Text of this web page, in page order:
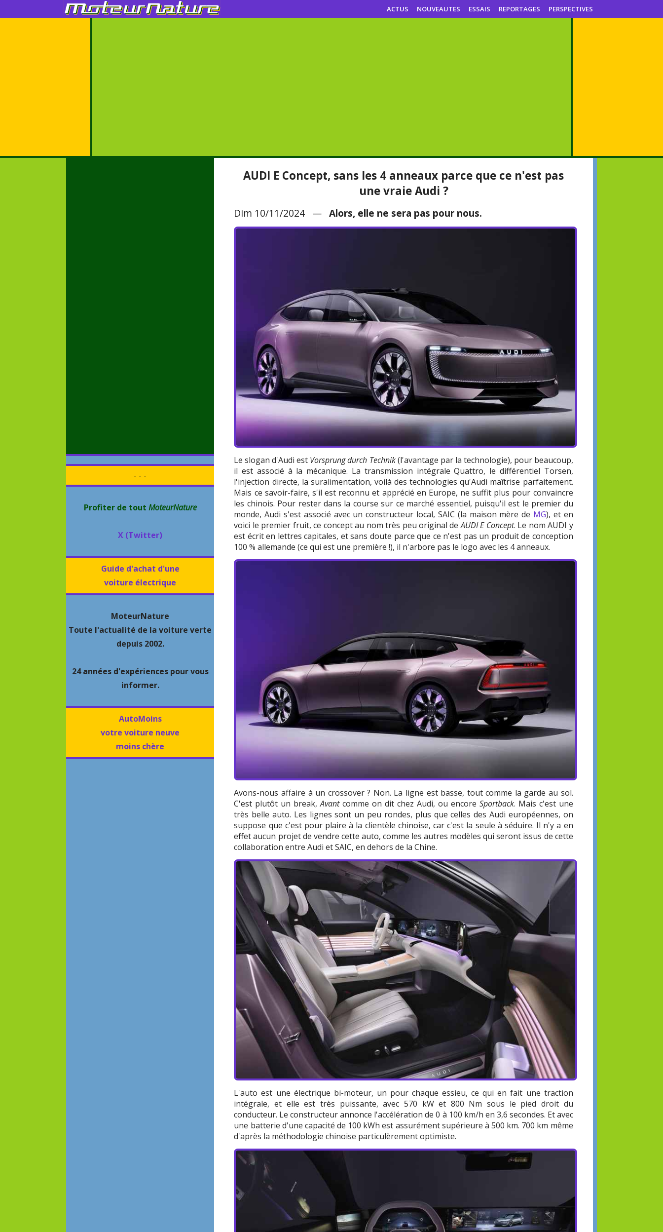
ACTUS NOUVEAUTES ESSAIS REPORTAGES PERSPECTIVES
- - -
Profiter de tout MoteurNature
X (Twitter)
Guide d'achat d'une
voiture électrique
MoteurNature
Toute l'actualité de la voiture verte
depuis 2002.
24 années d'expériences pour vous
informer.
AutoMoins
votre voiture neuve
moins chère
AUDI E Concept, sans les 4 anneaux parce que ce n'est pas
une vraie Audi ?
Dim 10/11/2024 —Alors, elle ne sera pas pour nous.
Le slogan d'Audi est Vorsprung durch Technik(l'avantage par la technologie), pour beaucoup,
il est associé à la mécanique. La transmission intégrale Quattro, le différentiel Torsen,
l'injection directe, la suralimentation, voilà des technologies qu'Audi maîtrise parfaitement.
Mais ce savoir-faire, s'il est reconnu et apprécié en Europe, ne suffit plus pour convaincre
les chinois. Pour rester dans la course sur ce marché essentiel, puisqu'il est le premier du
monde, Audi s'est associé avec un constructeur local, SAIC (la maison mère de MG), et en
voici le premier fruit, ce concept au nom très peu original deAUDI E Concept. Le nom AUDI y
est écrit en lettres capitales, et sans doute parce que ce n'est pas un produit de conception
100 % allemande (ce qui est une première !), il n'arbore pas le logo avec les 4 anneaux.
Avons-nous affaire à un crossover ? Non. La ligne est basse, tout comme la garde au sol.
C'est plutôt un break,Avantcomme on dit chez Audi, ou encore Sportback. Mais c'est une
très belle auto. Les lignes sont un peu rondes, plus que celles des Audi européennes, on
suppose que c'est pour plaire à la clientèle chinoise, car c'est la seule à séduire. Il n'y a en
effet aucun projet de vendre cette auto, comme les autres modèles qui seront issus de cette
collaboration entre Audi et SAIC, en dehors de la Chine.
L'auto est une électrique bi-moteur, un pour chaque essieu, ce qui en fait une traction
intégrale, et elle est très puissante, avec 570 kW et 800 Nm sous le pied droit du
conducteur. Le constructeur annonce l'accélération de 0 à 100 km/h en 3,6 secondes. Et avec
une batterie d'une capacité de 100 kWh est assurément supérieure à 500 km. 700 km même
d'après la méthodologie chinoise particulèrement optimiste.